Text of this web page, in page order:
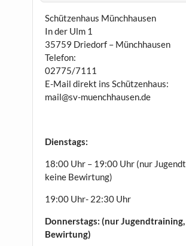
Schützenhaus Münchhausen
In der Ulm 1
35759 Driedorf – Münchhausen
Telefon:
02775/7111
E-Mail direkt ins Schützenhaus:
mail@sv-muenchhausen.de
Dienstags:
18:00 Uhr – 19:00 Uhr (nur
keine Bewirtung)
19:00 Uhr- 22:30 Uhr
Donnerstags: (nur
Bewirtung)